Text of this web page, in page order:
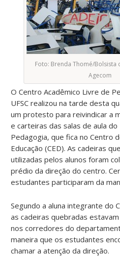
Foto: Brenda Thomé/Bolsista
Agecom
O Centro Acadêmico Livre de
UFSC realizou na tarde desta
um protesto para reivindicar a
e carteiras das salas de aula
Pedagogia, que fica no Centro
Educação (CED). As cadeiras
utilizadas pelos alunos foram
prédio da direção do centro.
estudantes participaram da
Segundo a aluna integrante do
as cadeiras quebradas
nos corredores do
maneira que os estudantes
chamar a atenção da direção.